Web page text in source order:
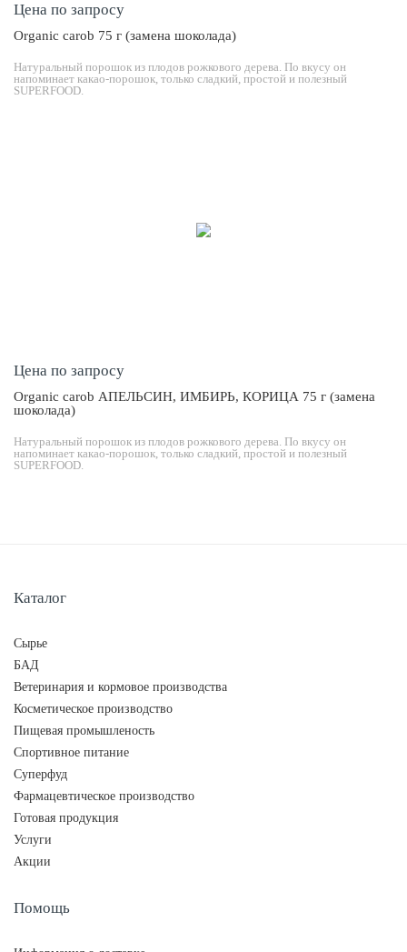
Цена по запросу
Organic carob 75 г (замена шоколада)
Натуральный порошок из плодов рожкового дерева. По вкусу он
напоминает какао-порошок, только сладкий, простой и полезный
SUPERFOOD.
Цена по запросу
Organic carob АПЕЛЬСИН, ИМБИРЬ, КОРИЦА 75 г (замена
шоколада)
Натуральный порошок из плодов рожкового дерева. По вкусу он
напоминает какао-порошок, только сладкий, простой и полезный
SUPERFOOD.
Каталог
Сырье
БАД
Ветеринария и кормовое производства
Косметическое производство
Пищевая промышленость
Спортивное питание
Суперфуд
Фармацевтическое производство
Готовая продукция
Услуги
Акции
Помощь